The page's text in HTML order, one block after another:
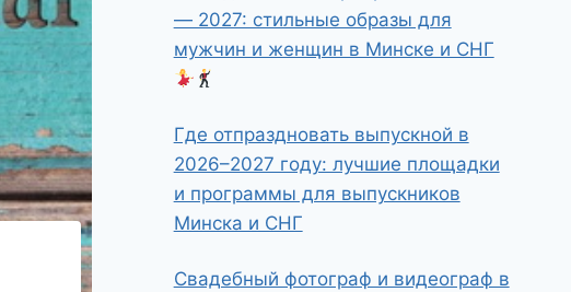
— 2027: стильные образы для
мужчин и женщин в Минске и СНГ
Где отпраздновать выпускной в
2026–2027 году: лучшие площадки
и программы для выпускников
Минска и СНГ
Свадебный фотограф и видеограф в